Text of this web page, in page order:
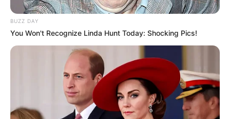
Ambyar! 10 Kalimat Baper
Pakai Bahasa Jawa Ini Bikin
Galau Abis
BUZZ DAY
You Won't Recognize Linda Hunt Today: Shocking Pics!